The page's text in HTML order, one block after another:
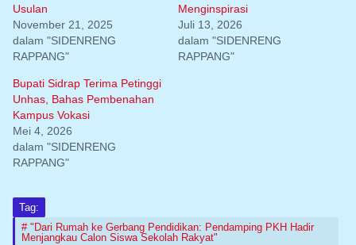
Usulan
November 21, 2025
dalam "SIDENRENG
RAPPANG"
Menginspirasi
Juli 13, 2026
dalam "SIDENRENG
RAPPANG"
Bupati Sidrap Terima Petinggi
Unhas, Bahas Pembenahan
Kampus Vokasi
Mei 4, 2026
dalam "SIDENRENG
RAPPANG"
Tag:
"Dari Rumah ke Gerbang Pendidikan: Pendamping PKH Hadir
Menjangkau Calon Siswa Sekolah Rakyat"